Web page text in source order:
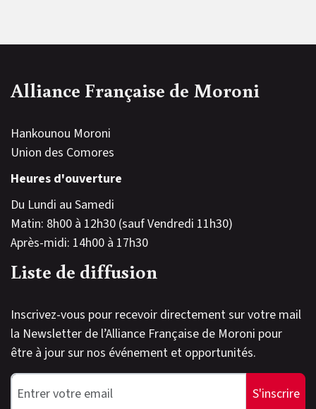
Alliance Française de Moroni
Hankounou Moroni
Union des Comores
Heures d'ouverture
Du Lundi au Samedi
Matin: 8h00 à 12h30 (sauf Vendredi 11h30)
Après-midi: 14h00 à 17h30
Liste de diffusion
Inscrivez-vous pour recevoir directement sur votre mail
la Newsletter de l’Alliance Française de Moroni pour
être à jour sur nos événement et opportunités.
S'inscrire